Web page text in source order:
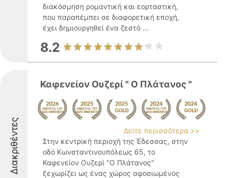
διακόσμηση ρομαντική και εορταστική,
που παραπέμπει σε διαφορετική εποχή,
έχει δημιουργηθεί ένα ζεστό ...
8.2
Διακριθέντες
Καφενείον Ουζερί " Ο Πλάτανος "
Δείτε περισσότερα >>
Στην κεντρική περιοχή της Έδεσσας, στην
οδό Κωνσταντινουπόλεως 65, το
Καφενείον Ουζερί "Ο Πλάτανος"
ξεχωρίζει ως ένας χώρος αφοσιωμένος